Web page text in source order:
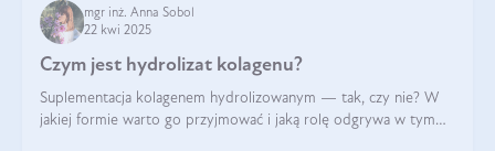
mgr inż. Anna Sobol
22 kwi 2025
Czym jest hydrolizat kolagenu?
Suplementacja kolagenem hydrolizowanym — tak, czy nie? W
jakiej formie warto go przyjmować i jaką rolę odgrywa w tym